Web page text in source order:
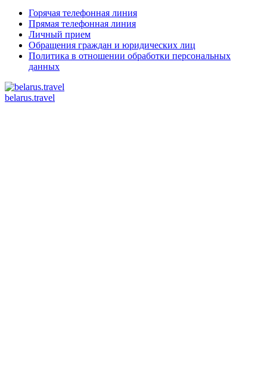
Горячая телефонная линия
Прямая телефонная линия
Личный прием
Обращения граждан и юридических лиц
Политика в отношении обработки персональных
данных
belarus.travel